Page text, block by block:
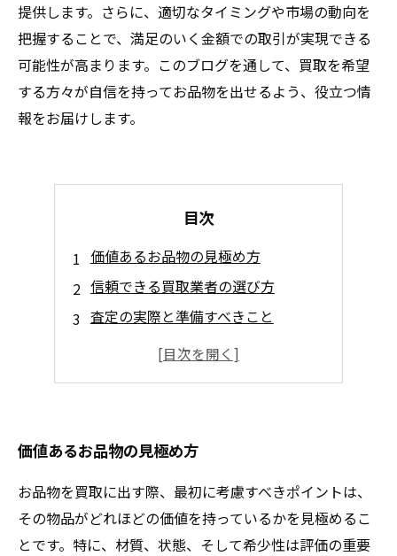
提供します。さらに、適切なタイミングや市場の動向を
把握することで、満足のいく金額での取引が実現できる
可能性が高まります。このブログを通して、買取を希望
する方々が自信を持ってお品物を出せるよう、役立つ情
報をお届けします。
目次
価値あるお品物の見極め方
信頼できる買取業者の選び方
査定の実際と準備すべきこと
市場動向とタイミングの大切さ
価値あるお品物の見極め方
お品物を買取に出す際、最初に考慮すべきポイントは、
その物品がどれほどの価値を持っているかを見極めるこ
とです。特に、材質、状態、そして希少性は評価の重要